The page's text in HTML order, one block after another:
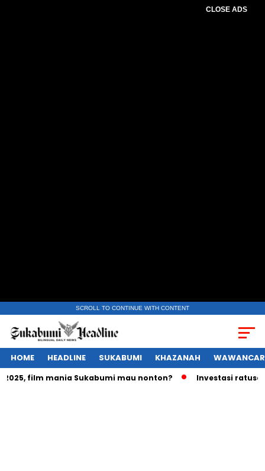
CLOSE ADS
SCROLL TO CONTINUE WITH CONTENT
HOME HEADLINE SUKABUMI KHAZANAH
film mania Sukabumi mau nonton? Investasi ratusan